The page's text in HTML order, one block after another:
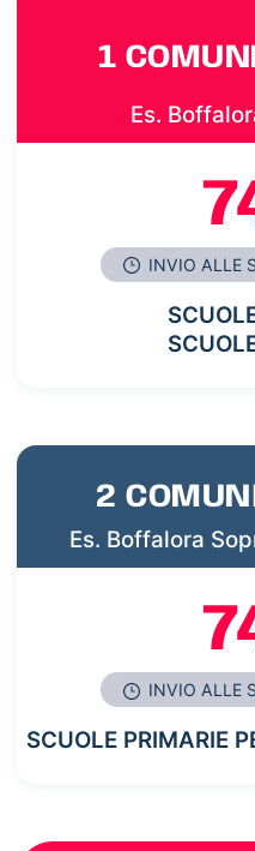
1
Es.
INVIO ALLE
2
Es. Boffalora
INVIO ALLE
SCUOLE PRIMARIE